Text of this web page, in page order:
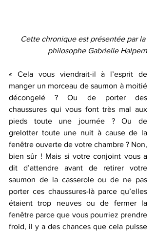
Cette chronique est présentée par la
philosophe Gabrielle Halpern
« Cela vous viendrait-il à l’esprit de
manger un morceau de saumon à moitié
décongelé ? Ou de porter des
chaussures qui vous font très mal aux
pieds toute une journée ? Ou de
grelotter toute une nuit à cause de la
fenêtre ouverte de votre chambre ? Non,
bien sûr ! Mais si votre conjoint vous a
dit d’attendre avant de retirer votre
saumon de la casserole ou de ne pas
porter ces chaussures-là parce qu’elles
étaient trop neuves ou de fermer la
fenêtre parce que vous pourriez prendre
froid, il y a des chances que cela puisse